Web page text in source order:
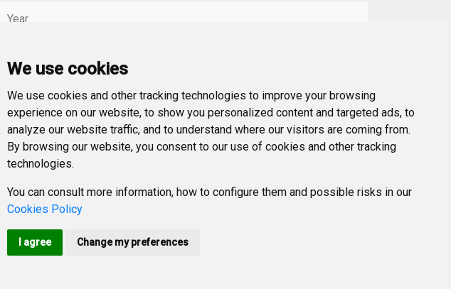
We use cookies
We use cookies and other tracking technologies to improve your browsing
experience on our website, to show you personalized content and targeted ads, to
analyze our website traffic, and to understand where our visitors are coming from.
By browsing our website, you consent to our use of cookies and other tracking
technologies.
You can consult more information, how to configure them and possible risks in our
Cookies Policy
I agree Change my preferences
Year